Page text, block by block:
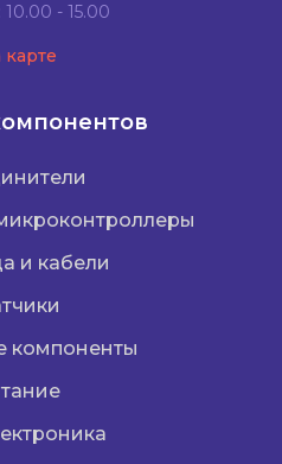
- 15.00
карте
и кабели
компоненты